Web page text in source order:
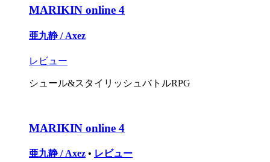
MARIKIN online 4
亜九静 / Axez
レビュー
シュール&スタイリッシュバトルRPG
MARIKIN online 4
亜九静 / Axez • レビュー